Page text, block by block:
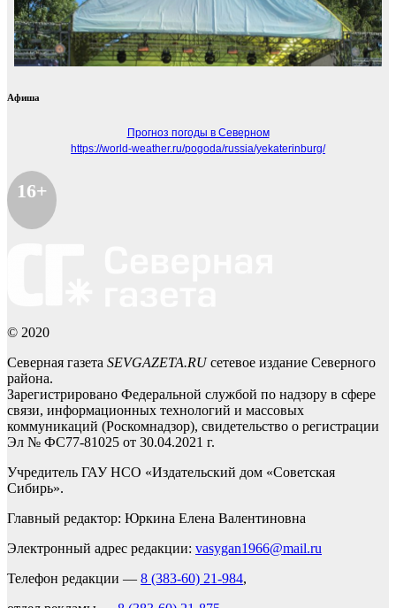
Афиша
Прогноз погоды в Северном
https://world-weather.ru/pogoda/russia/yekaterinburg/
16+
© 2020
Северная газета SEVGAZETA.RUсетевое издание Северного
района.
Зарегистрировано Федеральной службой по надзору в сфере
связи, информационных технологий и массовых
коммуникаций (Роскомнадзор), свидетельство о регистрации
Эл № ФС77-81025 от 30.04.2021 г.
Учредитель ГАУ НСО «Издательский дом «Советская
Сибирь».
Главный редактор: Юркина Елена Валентиновна
Электронный адрес редакции: vasygan1966@mail.ru
Телефон редакции — 8 (383-60) 21-984,